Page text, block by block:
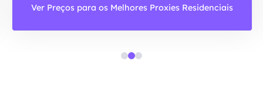
Ver Preços para os Melhores Proxies Residenciais